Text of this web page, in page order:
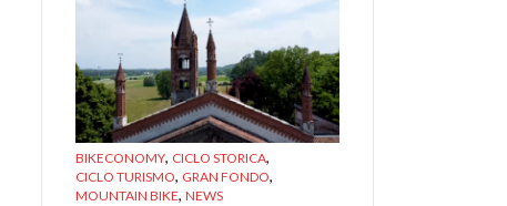
BIKECONOMY, CICLO STORICA,
CICLO TURISMO, GRAN FONDO,
MOUNTAIN BIKE, NEWS